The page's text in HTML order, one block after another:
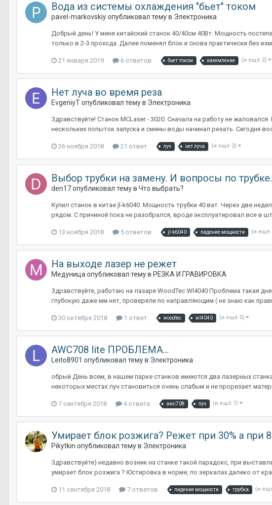
Вода из системы охлаждения "бьет" током
pavel-markovskiyопубликовал тему в Электроника
Добрый день! У меня китайский станок 40/40см 40Вт. Мощность
только в 2-3 прохода. Далее поменял блок и снова практически без
21 января 2019 6 ответов бьет током заземление (и ещё 2)
Нет луча во время реза
EvgeniyTопубликовал тему в Электроника
Здравствуйте! Станок MCLaser - 3020. Сначала на работу не
нескольких попыток запуска и смены воды начинал резать. Сегодня
26 ноября 2018 21 ответ луч нет луча (и ещё 2)
Выбор трубки на замену. И вопросы по трубке.
den17опубликовал тему в Что выбрать?
Купил станок в китае jl-k6040. Мощность трубки 40 ват. Через две
рядом. С причиной пока не разобрался, вроде эксплуатировал все в
13 ноября 2018 5 ответов jl-k6040 падение мощности (и ещё
На выходе лазер не режет
Медуница опубликовал тему в РЕЗКА И ГРАВИРОВКА
Здравствуйте, работаю на лазаре WoodTec Wl4040 Проблема такая
глубокую даже мм нет, проверяли по направляющим ( не знаю как
30 октября 2018 1 ответ woodtec wl4040 (и ещё 5)
AWC708 lite ПРОБЛЕМА...
Leito8901 опубликовал тему в Электроника
обрый День всем, в нашем парке станков имеются два лазерных
некоторых местах луч становиться очень слабым и не прорезает
7 сентября 2018 4 ответа awc708 луч (и ещё 7)
Умирает блок розжига? Режет при 30% а при
Pikytkin опубликовал тему в Электроника
Здравствуйте) недавно возник на станке такой парадокс, при
умирает блок розжига ? Юстировка в норме, по зеркалах далеко от
11 сентября 2018 7 ответов падение мощности трубка (и